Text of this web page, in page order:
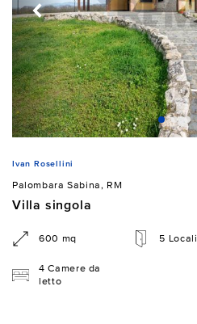
Ivan Rosellini
Palombara Sabina, RM
Villa singola
600 mq 5 Locali
4 Camere da
letto